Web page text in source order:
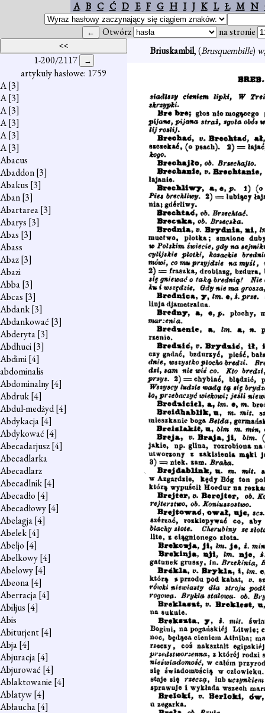
A B C Ć D E F G H I J K L Ł M N
Otwórz na stronie
1-200/2117
artykuły hasłowe: 1759
A[3]
A[3]
A[3]
A[3]
A[3]
A[3]
Abacus
Abaddon[3]
Abakus [3]
Aban[3]
Abartarea[3]
Abarys [3]
Abas [3]
Abass
Abaz[3]
Abazi
Abba[3]
Abcas [3]
Abdank[3]
Abdankować [3]
Abderyta[3]
Abdhuci[3]
Abdimi[4]
abdominalis
Abdominalny[4]
Abdruk[4]
Abdul-medżyd[4]
Abdykacja[4]
Abdykować [4]
Abecadarjusz[4]
Abecadlarka
Abecadlarz
Abecadlnik[4]
Abecadło [4]
Abecadłowy[4]
Abelagja[4]
Abelek[4]
Abeljo [4]
Abelkowy[4]
Abelowy[4]
Abeona[4]
Aberracja[4]
Abiljus [4]
Abis
Abiturjent[4]
Abja[4]
Abjuracja[4]
Abjurować [4]
Ablaktowanie [4]
Ablatyw[4]
Abłaucha[4]
Briuskambil, (Brusquembille) w